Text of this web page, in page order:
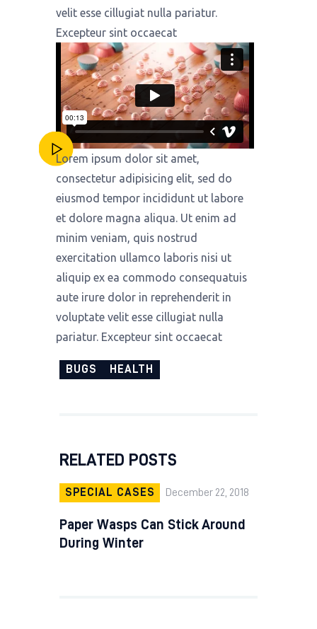
velit esse cillugiat nulla pariatur.
Excepteur sint occaecat
Lorem ipsum dolor sit amet,
consectetur adipisicing elit, sed do
eiusmod tempor incididunt ut labore
et dolore magna aliqua. Ut enim ad
minim veniam, quis nostrud
exercitation ullamco laboris nisi ut
aliquip ex ea commodo consequatuis
aute irure dolor in reprehenderit in
voluptate velit esse cillugiat nulla
pariatur. Excepteur sint occaecat
BUGS HEALTH
RELATED POSTS
SPECIAL CASES December 22, 2018
Paper Wasps Can Stick Around
During Winter